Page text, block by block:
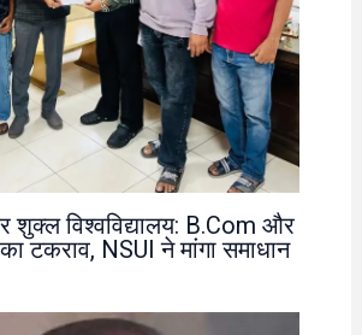
शुक्ल विश्वविद्यालय: B.Com और
टकराव, NSUI ने मांगा समाधान